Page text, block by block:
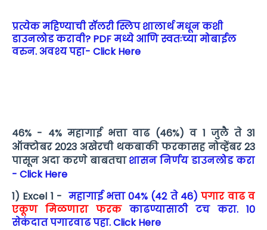
प्रत्येक महिण्याची सॅलरी स्लिप शालार्थ मधून कशी
डाउनलोड करावी? PDF मध्ये आणि स्वतःच्या मोबाईल
वरुन. अवश्य पहा- Click Here
46% - 4% महागाई भत्ता वाढ (46%) व 1 जुलै ते 31
ऑक्टोबर 2023 अखेरची थकबाकी फरकासह नोव्हेंबर 23
पासून अदा करणे बाबतचाशासन निर्णय डाउनलोड करा
- Click Here
1) Excel 1 - महागाई भत्ता 04% (42 ते 46)पगार वाढ व
एकूण मिळणारा फरककाढण्यासाठी टच करा. 10
सेकंदात पगारवाढ पहा. Click Here